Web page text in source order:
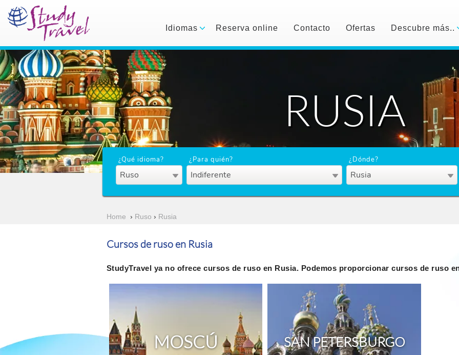
Idiomas Reserva online Contacto Ofertas Descubre más..
RUSIA
¿Qué idioma?
Ruso
¿Para quién?
Indiferente
¿Dónde?
Rusia
Home › Ruso › Rusia
Cursos de ruso en Rusia
StudyTravel ya no ofrece cursos de ruso en Rusia. Podemos proporcionar cursos de ruso
MOSCÚ SAN PETERSBURGO